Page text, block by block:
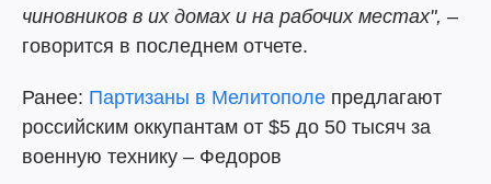
чиновников в их домах и на рабочих местах", –
говорится в последнем отчете.
Ранее: Партизаны в Мелитополе предлагают
российским оккупантам от $5 до 50 тысяч за
военную технику – Федоров